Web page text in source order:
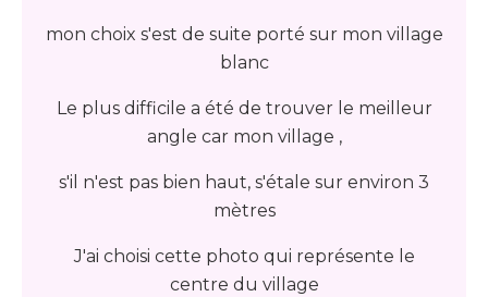
mon choix s'est de suite porté sur mon village
blanc
Le plus difficile a été de trouver le meilleur
angle car mon village ,
s'il n'est pas bien haut, s'étale sur environ 3
mètres
J'ai choisi cette photo qui représente le
centre du village